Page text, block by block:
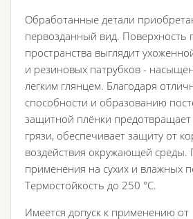
Обработанные детали
первозданный вид. Поверхность
пространства выглядит
и резиновых патрубков -
легким глянцем. Благодаря
способности и образованию
защитной плёнки
грязи, обеспечивает защиту от
воздействия окружающей среды.
применения на сухих и влажных
Термостойкость до 250 °С.
Имеется допуск к применению от